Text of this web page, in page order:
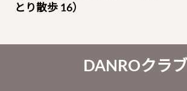
とり散歩 16）
DANROクラブ